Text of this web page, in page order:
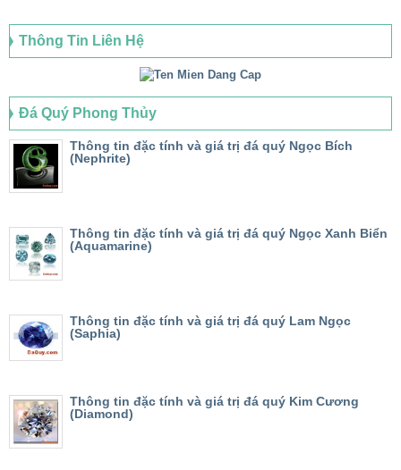
Thông Tin Liên Hệ
Đá Quý Phong Thủy
Thông tin đặc tính và giá trị đá quý Ngọc Bích
(Nephrite)
Thông tin đặc tính và giá trị đá quý Ngọc Xanh Biển
(Aquamarine)
Thông tin đặc tính và giá trị đá quý Lam Ngọc
(Saphia)
Thông tin đặc tính và giá trị đá quý Kim Cương
(Diamond)